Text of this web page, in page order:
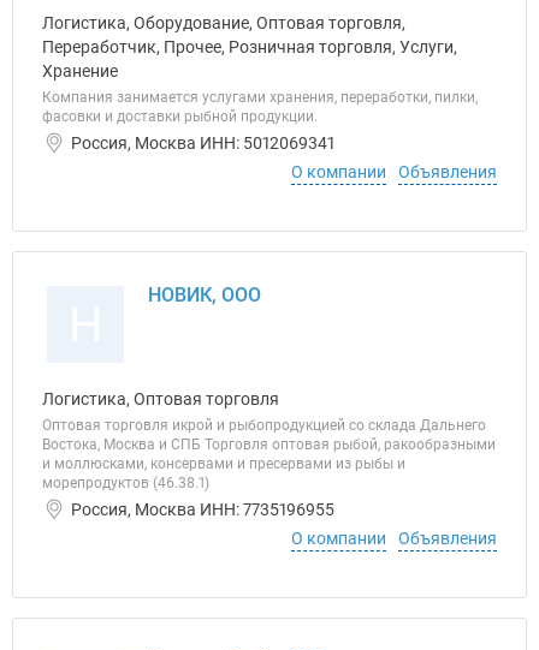
Логистика, Оборудование, Оптовая торговля,
Переработчик, Прочее, Розничная торговля, Услуги,
Хранение
Компания занимается услугами хранения, переработки, пилки,
фасовки и доставки рыбной продукции.
Россия, Москва ИНН: 5012069341
О компании
Объявления
НОВИК, ООО
Логистика, Оптовая торговля
Оптовая торговля икрой и рыбопродукцией со склада Дальнего
Востока, Москва и СПБ Торговля оптовая рыбой, ракообразными
и моллюсками, консервами и пресервами из рыбы и
морепродуктов (46.38.1)
Россия, Москва ИНН: 7735196955
О компании
Объявления